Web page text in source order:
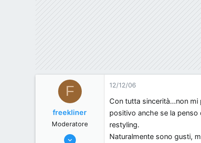
F
freekliner
Moderatore
12/6/06
12/12/06
Con tutta sincerità...non
positivo anche se la penso
restyling.
Naturalmente sono gusti,